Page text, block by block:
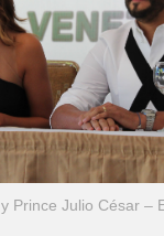
Prince Julio César –